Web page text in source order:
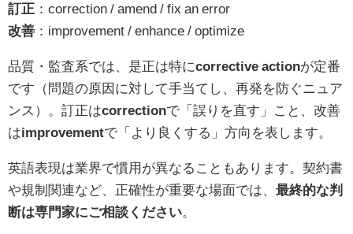
訂正 ：correction / amend / fix an error
改善 ：improvement / enhance / optimize
品質・監査系では、是正は特にcorrective actionが定番
です（問題の原因に対して手当てし、再発を防ぐニュア
ンス）。訂正はcorrectionで「誤りを直す」こと、改善
はimprovementで「より良くする」方向を表します。
英語表現は業界で慣用が異なることもあります。契約書
や規制関連など、正確性が重要な場面では、 最終的な判
断は専門家にご相談ください